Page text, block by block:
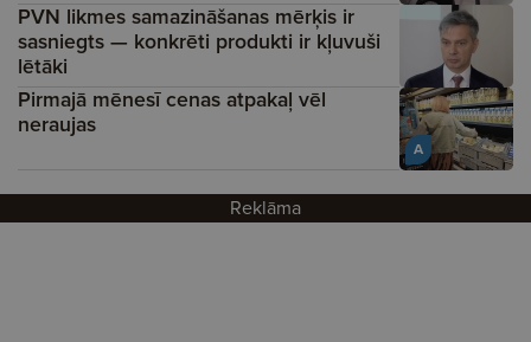
PVN likmes samazināšanas mērķis ir
sasniegts — konkrēti produkti ir kļuvuši
lētāki
A
Pirmajā mēnesī cenas atpakaļ vēl
neraujas
Reklāma